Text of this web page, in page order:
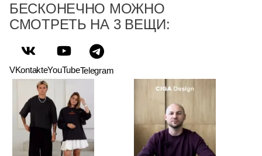
БЕСКОНЕЧНО МОЖНО
СМОТРЕТЬ НА 3 ВЕЩИ:
VKontakteYouTubeTelegram